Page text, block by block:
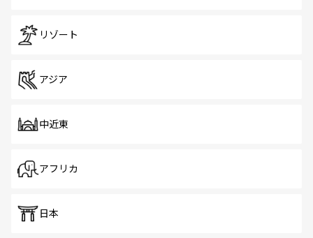
リゾート
アジア
中近東
アフリカ
日本